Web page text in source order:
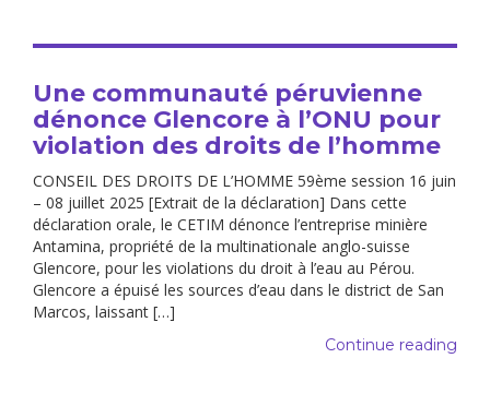
Une communauté péruvienne
dénonce Glencore à l’ONU pour
violation des droits de l’homme
CONSEIL DES DROITS DE L’HOMME 59ème session 16 juin
– 08 juillet 2025 [Extrait de la déclaration] Dans cette
déclaration orale, le CETIM dénonce l’entreprise minière
Antamina, propriété de la multinationale anglo-suisse
Glencore, pour les violations du droit à l’eau au Pérou.
Glencore a épuisé les sources d’eau dans le district de San
Marcos, laissant […]
Continue reading